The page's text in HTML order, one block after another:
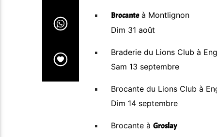
Brocanteà Montlignon
Dim 31 août
Braderie du Lions Club à
Sam 13 septembre
Brocante du Lions Club à
Dim 14 septembre
Brocante à Groslay